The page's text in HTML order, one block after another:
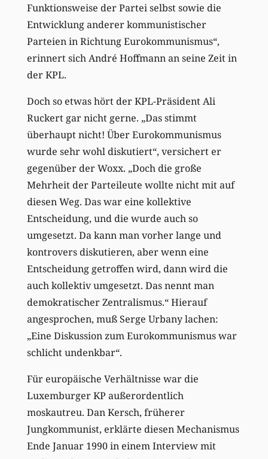
Funktionsweise der Partei selbst sowie die
Entwicklung anderer kommunistischer
Parteien in Richtung Eurokommunismus“,
erinnert sich André Hoffmann an seine Zeit in
der KPL.
Doch so etwas hört der KPL-Präsident Ali
Ruckert gar nicht gerne. „Das stimmt
überhaupt nicht! Über Eurokommunismus
wurde sehr wohl diskutiert“, versichert er
gegenüber der Woxx. „Doch die große
Mehrheit der Parteileute wollte nicht mit auf
diesen Weg. Das war eine kollektive
Entscheidung, und die wurde auch so
umgesetzt. Da kann man vorher lange und
kontrovers diskutieren, aber wenn eine
Entscheidung getroffen wird, dann wird die
auch kollektiv umgesetzt. Das nennt man
demokratischer Zentralismus.“ Hierauf
angesprochen, muß Serge Urbany lachen:
„Eine Diskussion zum Eurokommunismus war
schlicht undenkbar“.
Für europäische Verhältnisse war die
Luxemburger KP außerordentlich
moskautreu. Dan Kersch, früherer
Jungkommunist, erklärte diesen Mechanismus
Ende Januar 1990 in einem Interview mit